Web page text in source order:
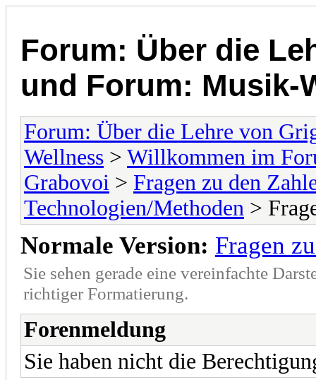
Forum: Über die
und Forum: Musik-
Forum: Über die Lehre von
Wellness > Willkommen im
Grabovoi > Fragen zu den
Technologien/Methoden >
Normale Version: Fragen
Sie sehen gerade eine vereinfachte
richtiger Formatierung.
Forenmeldung
Sie haben nicht die